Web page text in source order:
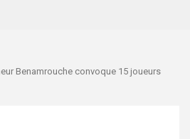
Benamrouche convoque 15 joueurs